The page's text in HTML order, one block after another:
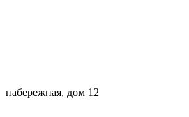
набережная, дом 12